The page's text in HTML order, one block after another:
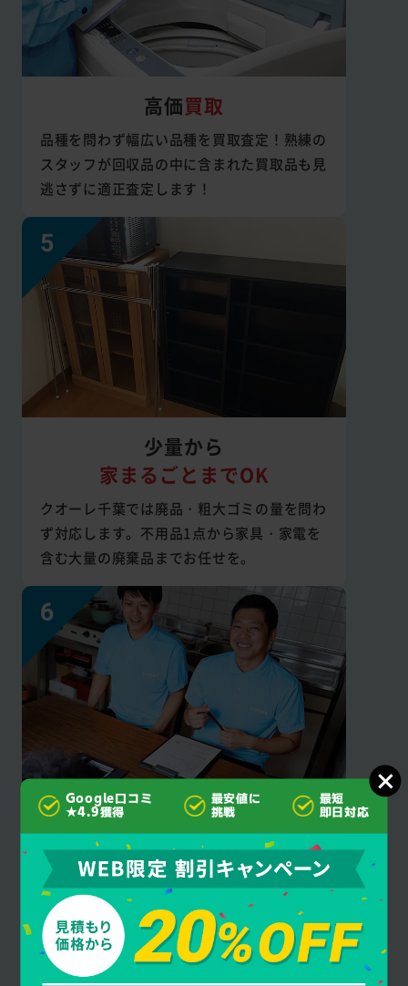
高価買取
品種を問わず幅広い品種を買取査定！熟練の
スタッフが回収品の中に含まれた買取品も見
逃さずに適正査定します！
少量から
家まるごとまでOK
クオーレ千葉では廃品・粗大ゴミの量を問わ
ず対応します。不用品1点から家具・家電を
含む大量の廃棄品までお任せを。
見積もり後の
追加料金なし
クオーレ千葉はご契約成立後にお客様に許可
を得ず作業・料金を追加することは一切あり
ません。安心してお任せください。
Google口コミ
★4.9獲得
最安値に
挑戦
最短
即日対応